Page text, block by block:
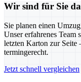
Wir sind für Sie da
Sie planen einen
Unser erfahrenes Team
letzten Karton zur Seite
termingerecht.
Jetzt schnell vergleichen